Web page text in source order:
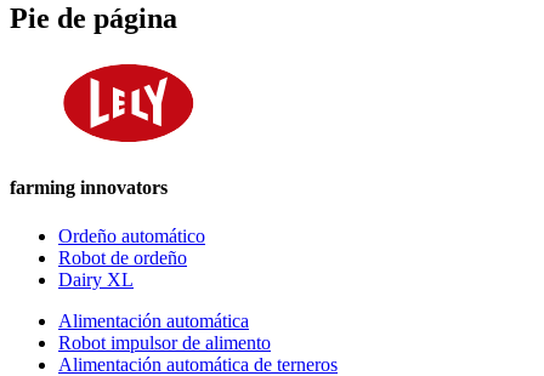
Pie de página
farming innovators
Ordeño automático
Robot de ordeño
Dairy XL
Alimentación automática
Robot impulsor de alimento
Alimentación automática de terneros